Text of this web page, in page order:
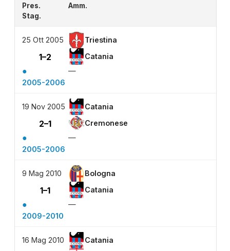
Pres.
Amm.
Stag.
25 Ott 2005 Triestina
1–2 Catania
●
—
2005-2006
19 Nov 2005 Catania
2–1 Cremonese
●
—
2005-2006
9 Mag 2010 Bologna
1–1 Catania
●
—
2009-2010
16 Mag 2010 Catania